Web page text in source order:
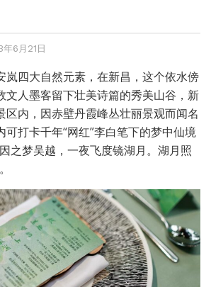
6月21日
岚四大自然元素，在新昌，这个依水傍
文人墨客留下壮美诗篇的秀美山谷，新
区内，因赤壁丹霞峰丛壮丽景观而闻名
可打卡千年“网红”李白笔下的梦中仙境
之梦吴越，一夜飞度镜湖月。湖月照